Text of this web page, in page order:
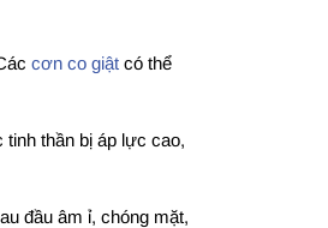
cơn co giật có thể
thần bị áp lực cao,
đầu âm ỉ, chóng mặt,